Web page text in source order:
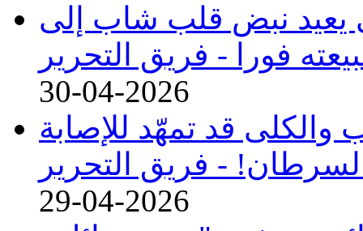
نبض قلب شاب إلى
فورا - فريق التحرير
30-04-2026
قد تمهّد للإصابة
- فريق التحرير
29-04-2026